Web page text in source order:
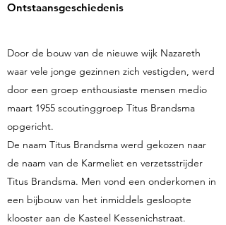
Ontstaansgeschiedenis
Door de bouw van de nieuwe wijk Nazareth
waar vele jonge gezinnen zich vestigden, werd
door een groep enthousiaste mensen medio
maart 1955 scoutinggroep Titus Brandsma
opgericht.
De naam Titus Brandsma werd gekozen naar
de naam van de Karmeliet en verzetsstrijder
Titus Brandsma. Men vond een onderkomen in
een bijbouw van het inmiddels gesloopte
klooster aan de Kasteel Kessenichstraat.